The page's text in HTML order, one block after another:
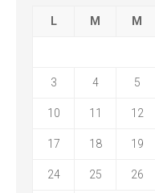
L M M
3 4 5
10 11 12
17 18 19
24 25 26